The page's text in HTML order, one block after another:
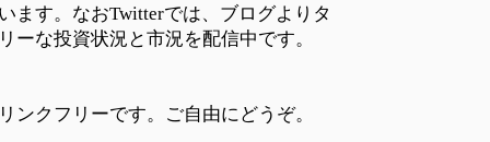
ます。なおTwitterでは、ブログよりタ
ーな投資状況と市況を配信中です。
ンクフリーです。ご自由にどうぞ。